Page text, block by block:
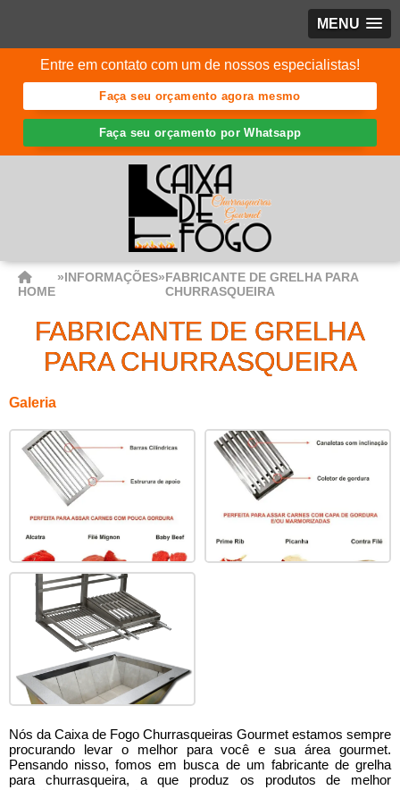
MENU
Entre em contato com um de nossos especialistas!
Faça seu orçamento agora mesmo
Faça seu orçamento por Whatsapp
HOME
»INFORMAÇÕES»FABRICANTE DE GRELHA PARA
CHURRASQUEIRA
FABRICANTE DE GRELHA
PARA CHURRASQUEIRA
Galeria
Nós da Caixa de Fogo Churrasqueiras Gourmet estamos sempre
procurando levar o melhor para você e sua área gourmet.
Pensando nisso, fomos em busca de um fabricante de grelha
para churrasqueira, a que produz os produtos de melhor